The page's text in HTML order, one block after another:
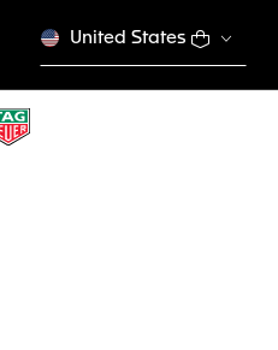
United States